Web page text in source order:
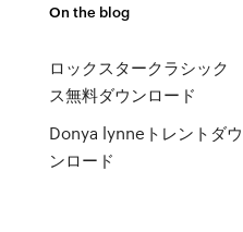
On the blog
ロックスタークラシック
ス無料ダウンロード
Donya lynneトレントダウ
ンロード